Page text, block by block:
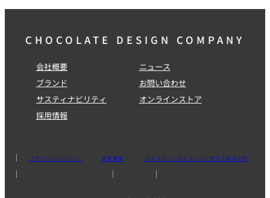
CHOCOLATE DESIGN COMPANY
会社概要
ブランド
サスティナビリティ
採用情報
ニュース
お問い合わせ
オンラインストア
プライバシーポリシー 免責事項 カスタマーハラスメントに対する基本方針